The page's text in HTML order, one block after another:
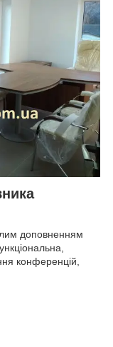
доповненням
конференцій,